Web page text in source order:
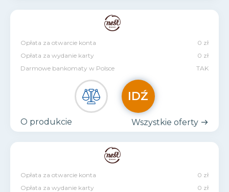
Opłata za otwarcie konta
0 zł
Opłata za wydanie karty
0 zł
Darmowe bankomaty w Polsce
TAK
IDŹ
O produkcie Wszystkie oferty
Opłata za otwarcie konta
0 zł
Opłata za wydanie karty
0 zł